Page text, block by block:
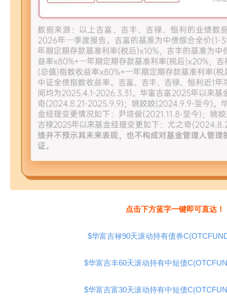
点击下方蓝字一键即可直达！
$华富吉禄90天滚动持有债券
$华富吉丰60天滚动持有中短债
$华富吉富30天滚动持有中短债